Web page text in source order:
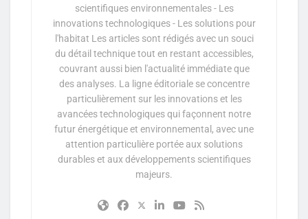
scientifiques environnementales - Les
innovations technologiques - Les solutions pour
l'habitat Les articles sont rédigés avec un souci
du détail technique tout en restant accessibles,
couvrant aussi bien l'actualité immédiate que
des analyses. La ligne éditoriale se concentre
particulièrement sur les innovations et les
avancées technologiques qui façonnent notre
futur énergétique et environnemental, avec une
attention particulière portée aux solutions
durables et aux développements scientifiques
majeurs.